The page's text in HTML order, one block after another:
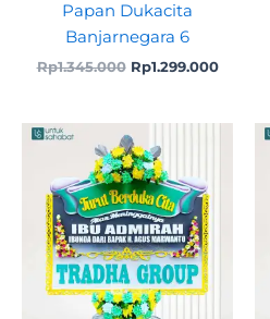
Papan Dukacita
Banjarnegara 6
Rp1.345.000 Rp1.299.000